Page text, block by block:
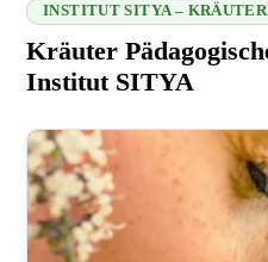
INSTITUT SITYA –
Kräuter
Institut SITYA
216.73.216.227 2026-08-09